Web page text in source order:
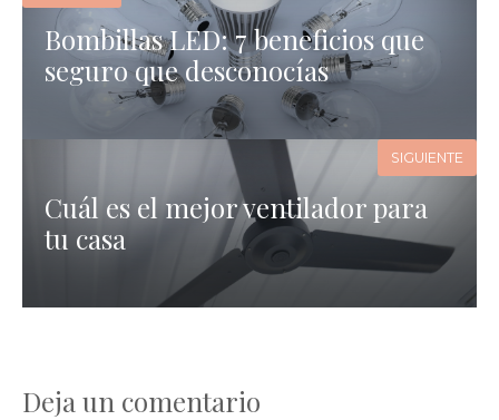
Bombillas LED: 7 beneficios que
seguro que desconocías
Cuál es el mejor ventilador para
tu casa
SIGUIENTE
Deja un comentario